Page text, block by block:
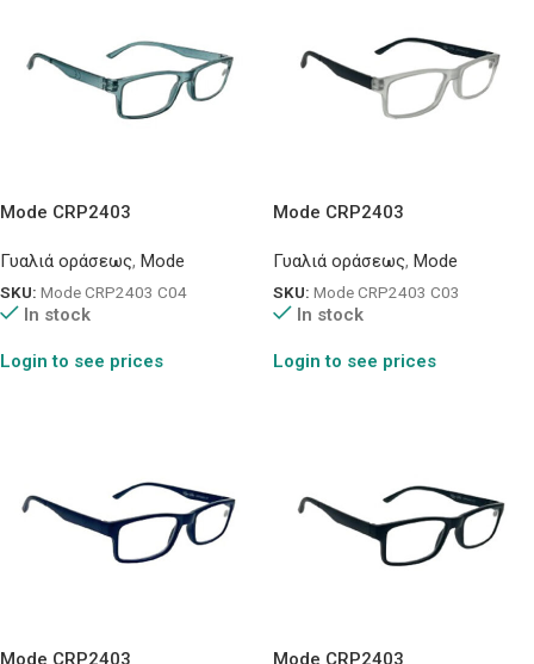
Mode CRP2403
Γυαλιά οράσεως, Mode
SKU: Mode CRP2403 C04
In stock
Login to see prices
Mode CRP2403
Γυαλιά οράσεως, Mode
SKU: Mode CRP2403 C03
In stock
Login to see prices
Mode CRP2403 Mode CRP2403